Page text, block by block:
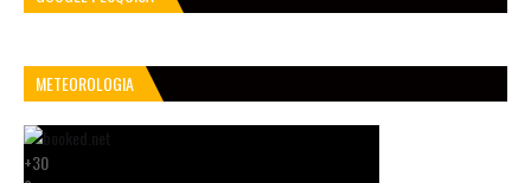
METEOROLOGIA
+30